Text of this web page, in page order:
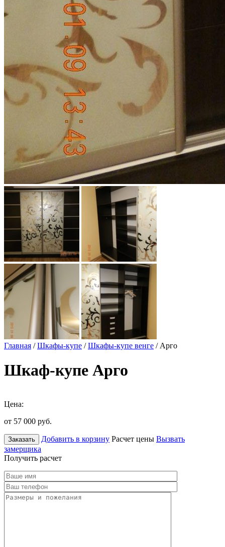
Главная /Шкафы-купе /Шкафы-купе венге / Арго
Шкаф-купе Арго
Цена:
от 57 000 руб.
Заказать Добавить в корзину Расчет цены Вызвать
замерщика
Получить расчет